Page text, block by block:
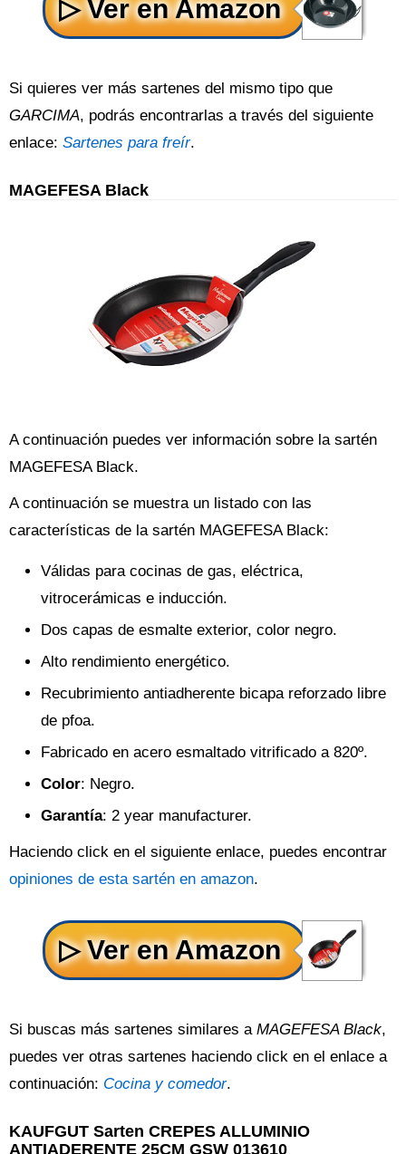
Si quieres ver más sartenes del mismo tipo que
GARCIMA, podrás encontrarlas a través del siguiente
enlace: Sartenes para freír.
MAGEFESA Black
A continuación puedes ver información sobre la sartén
MAGEFESA Black.
A continuación se muestra un listado con las
características de la sartén MAGEFESA Black:
Válidas para cocinas de gas, eléctrica,
vitrocerámicas e inducción.
Dos capas de esmalte exterior, color negro.
Alto rendimiento energético.
Recubrimiento antiadherente bicapa reforzado libre
de pfoa.
Fabricado en acero esmaltado vitrificado a 820º.
Color: Negro.
Garantía: 2 year manufacturer.
Haciendo click en el siguiente enlace, puedes encontrar
opiniones de esta sartén en amazon.
Si buscas más sartenes similares a MAGEFESA Black,
puedes ver otras sartenes haciendo click en el enlace a
continuación: Cocina y comedor.
KAUFGUT Sarten CREPES ALLUMINIO
ANTIADERENTE 25CM GSW 013610